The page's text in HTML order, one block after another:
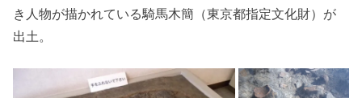
き人物が描かれている騎馬木簡（東京都指定文化財）が
出土。